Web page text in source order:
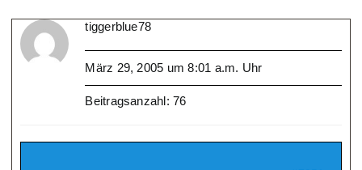
tiggerblue78
März 29, 2005 um 8:01 a.m. Uhr
Beitragsanzahl: 76